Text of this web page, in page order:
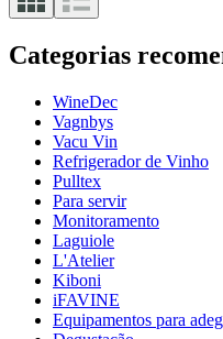
Categorias
WineDec
Vagnbys
Vacu Vin
Refrigerador de Vinho
Pulltex
Para servir
Monitoramento
Laguiole
L'Atelier
Kiboni
iFAVINE
Equipamentos para